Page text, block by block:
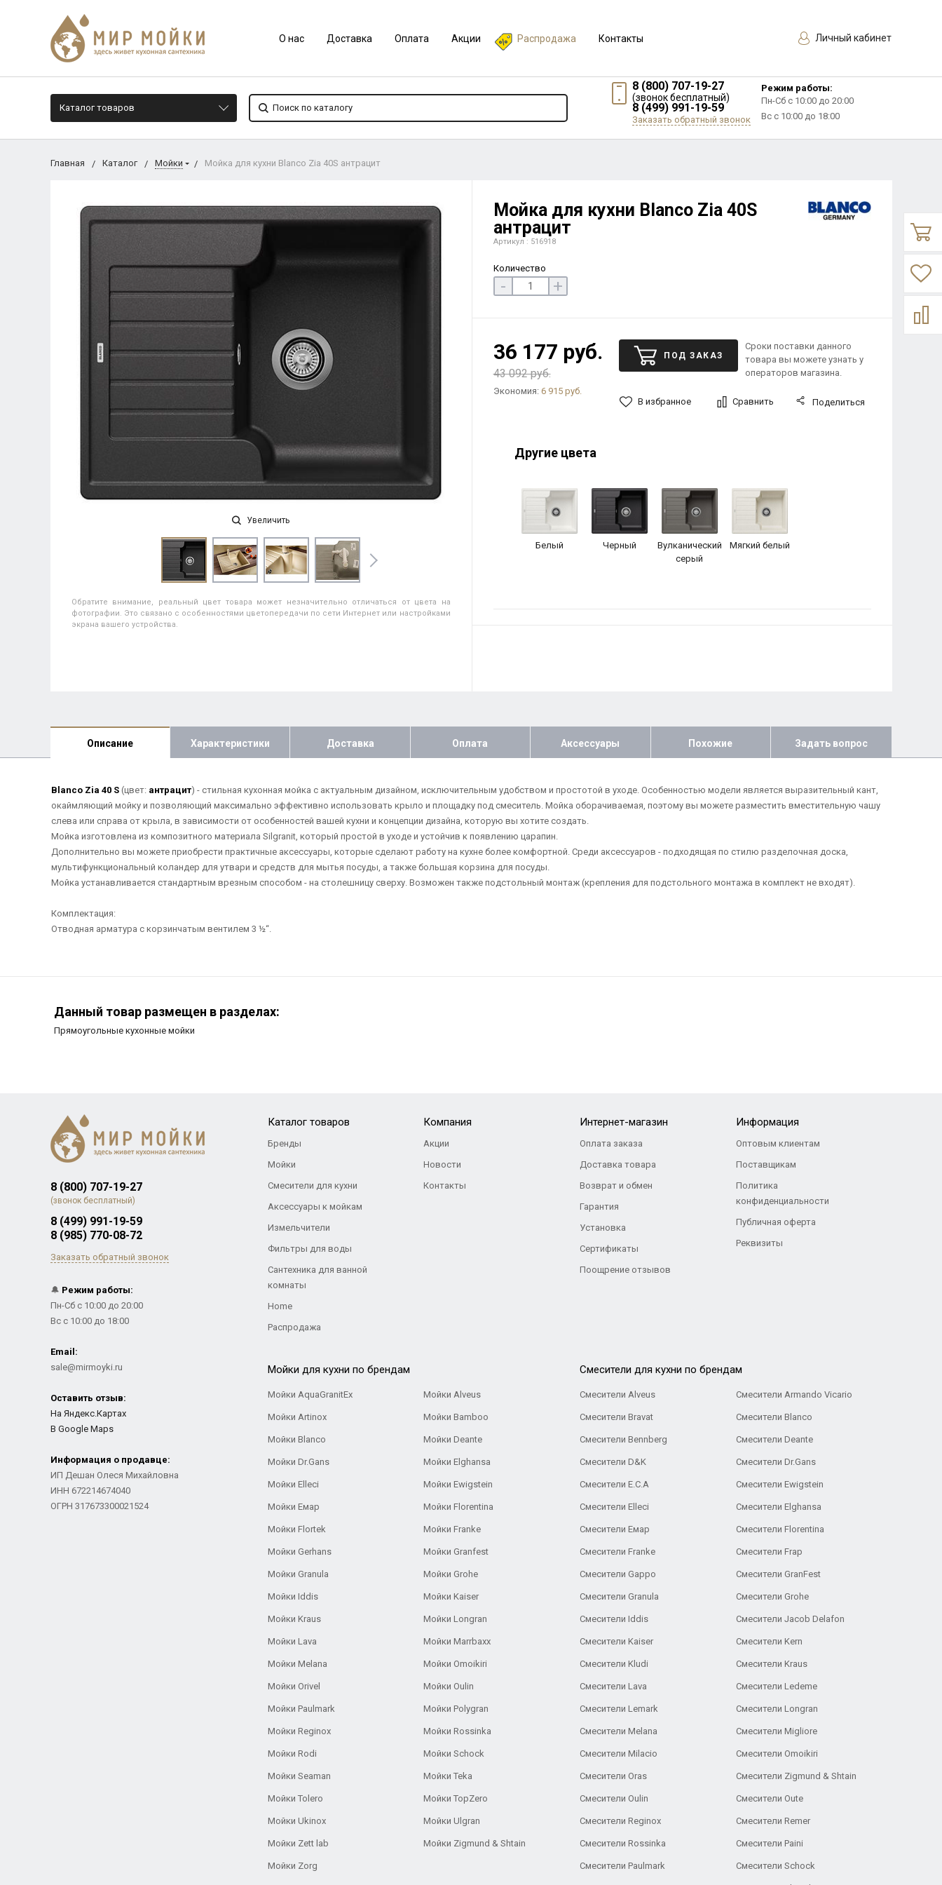
О нас Доставка Оплата Акции Распродажа Контакты Личный кабинет
Каталог товаров
8 (800) 707-19-27
(звонок бесплатный)
8 (499) 991-19-59
Заказать обратный звонок
Режим работы:
Пн-Сб с 10:00 до 20:00
Вс с 10:00 до 18:00
Главная Каталог Мойки Мойка для кухни Blanco Zia 40S антрацит
Увеличить
Обратите внимание, реальный цвет товара может незначительно отличаться от цвета на
фотографии. Это связано с особенностями цветопередачи по сети Интернет или настройками
экрана вашего устройства.
Мойка для кухни Blanco Zia 40S
антрацит
Артикул : 516918
Количество
- +
36 177 руб.
43 092 руб.
Экономия: 6 915 руб.
ПОД ЗАКАЗ
Сроки поставки данного
товара вы можете узнать у
операторов магазина.
В избранное Сравнить Поделиться
Другие цвета
Белый Черный
Вулканический
серый
Мягкий белый
Описание Характеристики Доставка Оплата Аксессуары Похожие Задать вопрос
Blanco Zia 40 S(цвет: антрацит) - стильная кухонная мойка с актуальным дизайном, исключительным удобством и простотой в уходе. Особенностью модели является выразительный кант,
окаймляющий мойку и позволяющий максимально эффективно использовать крыло и площадку под смеситель. Мойка оборачиваемая, поэтому вы можете разместить вместительную чашу
слева или справа от крыла, в зависимости от особенностей вашей кухни и концепции дизайна, которую вы хотите создать.
Мойка изготовлена из композитного материала Silgranit, который простой в уходе и устойчив к появлению царапин.
Дополнительно вы можете приобрести практичные аксессуары, которые сделают работу на кухне более комфортной. Среди аксессуаров - подходящая по стилю разделочная доска,
мультифункциональный коландер для утвари и средств для мытья посуды, а также большая корзина для посуды.
Мойка устанавливается стандартным врезным способом - на столешницу сверху. Возможен также подстольный монтаж (крепления для подстольного монтажа в комплект не входят).
Комплектация:
Отводная арматура с корзинчатым вентилем 3 ½“.
Данный товар размещен в разделах:
Прямоугольные кухонные мойки
8 (800) 707-19-27
(звонок бесплатный)
8 (499) 991-19-59
8 (985) 770-08-72
Заказать обратный звонок
🔔 Режим работы:
Пн-Сб с 10:00 до 20:00
Вс с 10:00 до 18:00
Email:
sale@mirmoyki.ru
Оставить отзыв:
На Яндекс.Картах
В Google Maps
Информация о продавце:
ИП Дешан Олеся Михайловна
ИНН 672214674040
ОГРН 317673300021524
Каталог товаров
Бренды
Мойки
Смесители для кухни
Аксессуары к мойкам
Измельчители
Фильтры для воды
Сантехника для ванной
комнаты
Home
Распродажа
Компания
Акции
Новости
Контакты
Интернет-магазин
Оплата заказа
Доставка товара
Возврат и обмен
Гарантия
Установка
Сертификаты
Поощрение отзывов
Информация
Оптовым клиентам
Поставщикам
Политика
конфиденциальности
Публичная оферта
Реквизиты
Мойки для кухни по брендам
Мойки AquaGranitEx Мойки Alveus
Мойки Artinox Мойки Bamboo
Мойки Blanco Мойки Deante
Мойки Dr.Gans Мойки Elghansa
Мойки Elleci Мойки Ewigstein
Мойки Емар Мойки Florentina
Мойки Flortek Мойки Franke
Мойки Gerhans Мойки Granfest
Мойки Granula Мойки Grohe
Мойки Iddis Мойки Kaiser
Мойки Kraus Мойки Longran
Мойки Lava Мойки Marrbaxx
Мойки Melana Мойки Omoikiri
Мойки Orivel Мойки Oulin
Мойки Paulmark Мойки Polygran
Мойки Reginox Мойки Rossinka
Мойки Rodi Мойки Schock
Мойки Seaman Мойки Teka
Мойки Tolero Мойки TopZero
Мойки Ukinox Мойки Ulgran
Мойки Zett lab Мойки Zigmund & Shtain
Мойки Zorg
Cмесители для кухни по брендам
Смесители Alveus Смесители Armando Vicario
Смесители Bravat Смесители Blanco
Смесители Bennberg Смесители Deante
Смесители D&K Смесители Dr.Gans
Смесители E.C.A Cмесители Ewigstein
Смесители Elleci Смесители Elghansa
Смесители Емар Смесители Florentina
Смесители Franke Смесители Frap
Смесители Gappo Смесители GranFest
Смесители Granula Смесители Grohe
Смесители Iddis Смесители Jacob Delafon
Смесители Kaiser Смесители Kern
Смесители Kludi Смесители Kraus
Смесители Lava Смесители Ledeme
Смесители Lemark Смесители Longran
Смесители Melana Смесители Migliore
Смесители Milacio Смесители Omoikiri
Смесители Oras Смесители Zigmund & Shtain
Смесители Oulin Смесители Oute
Смесители Reginox Смесители Remer
Смесители Rossinka Смесители Paini
Смесители Paulmark Смесители Schock